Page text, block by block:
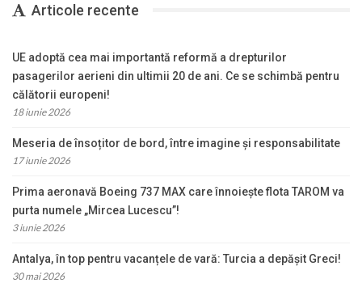
Articole recente
UE adoptă cea mai importantă reformă a drepturilor
pasagerilor aerieni din ultimii 20 de ani. Ce se schimbă pentru
călătorii europeni!
18 iunie 2026
Meseria de însoțitor de bord, între imagine și responsabilitate
17 iunie 2026
Prima aeronavă Boeing 737 MAX care înnoiește flota TAROM va
purta numele „Mircea Lucescu”!
3 iunie 2026
Antalya, în top pentru vacanțele de vară: Turcia a depășit Greci!
30 mai 2026